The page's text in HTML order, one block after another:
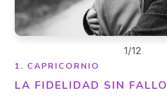
1. CAPRICORNIO
LA FIDELIDAD SIN FALLO
1/12